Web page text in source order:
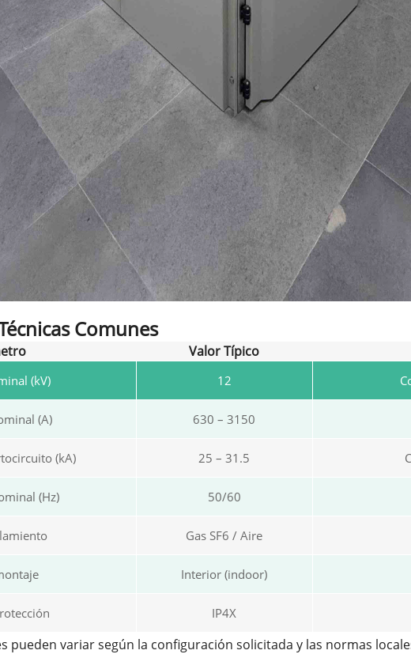
Comunes
Valor Típico
(kV) 12
(A) 630 – 3150
(kA) 25 – 31.5
(Hz) 50/60
Gas SF6 / Aire
Interior (indoor)
IP4X
pueden variar según la configuración solicitada y las normas